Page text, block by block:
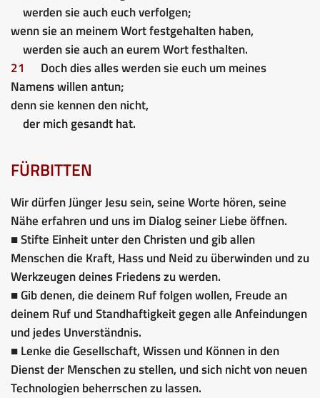
werden sie auch euch verfolgen;
wenn sie an meinem Wort festgehalten haben,
werden sie auch an eurem Wort festhalten.
21
Doch dies alles werden sie euch um meines
Namens willen antun;
denn sie kennen den nicht,
der mich gesandt hat.
FÜRBITTEN
Wir dürfen Jünger Jesu sein, seine Worte hören, seine
Nähe erfahren und uns im Dialog seiner Liebe öffnen.
■ Stifte Einheit unter den Christen und gib allen
Menschen die Kraft, Hass und Neid zu überwinden und zu
Werkzeugen deines Friedens zu werden.
■ Gib denen, die deinem Ruf folgen wollen, Freude an
deinem Ruf und Standhaftigkeit gegen alle Anfeindungen
und jedes Unverständnis.
■ Lenke die Gesellschaft, Wissen und Können in den
Dienst der Menschen zu stellen, und sich nicht von neuen
Technologien beherrschen zu lassen.